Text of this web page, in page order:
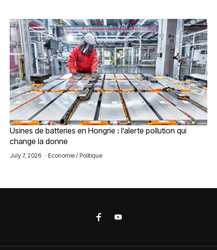
Usines de batteries en Hongrie : l’alerte pollution qui
change la donne
July 7, 2026 Economie / Politique